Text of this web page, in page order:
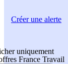
uniquement
France Travail
Créer une alerte